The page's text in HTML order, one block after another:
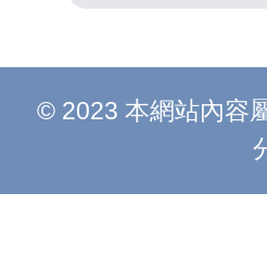
© 2023 本網站內容